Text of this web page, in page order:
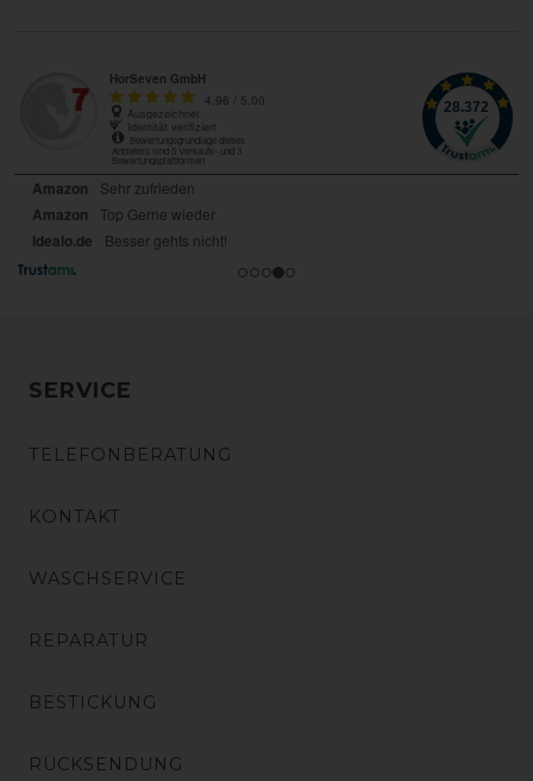
SERVICE
TELEFONBERATUNG
KONTAKT
WASCHSERVICE
REPARATUR
BESTICKUNG
RÜCKSENDUNG